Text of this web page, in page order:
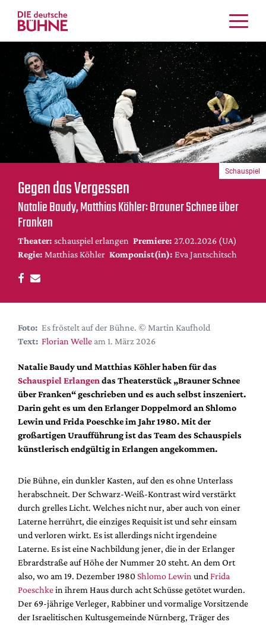
Kritiken
Schauspiel
Musiktheater
Tanz
Crossover
Bühnenwelt
Festivals & Veranstaltungen
Menschen & Theater
Themen
Internationales
Nachrufe
Medientipps
DdB-map
Festival-Planer
Alle Hefte
Leseproben
Podcast
Service
Shop / Abo
Newsletter
Redaktion
Autor:innen
Partner
Mediadaten
Suche
Gegen das Vergessen
Natalie Baudy, Matthias Köhler: Brauner Schnee über
Franken
Theater: schauspiel erlangen Premiere: 27.02.2026 (UA)
Regie: Matthias Köhler Komponist(in): Eva Jantschitsch
Schauspiel
Foto: Es fröstelt auf der Bühne. © Martin Kaufhold
Text: Florian Welle am 1. März 2026
Natalie Baudy und Matthias Köhler haben für das
Schauspiel Erlangen das Theaterstück „Brauner Schnee
über Franken“ geschrieben und es auch selbst inszeniert.
Darin geht es um den Erlanger Doppelmord an Shlomo
Lewin und Frida Poeschke im Jahr 1980. Mit der
großartigen Uraufführung ist das Team des Schauspiels
künstlerisch endgültig in Erlangen angekommen.
Die Bühne, ein dunkler Kasten, auf den es ohne Unterlass
herabschneit. Der Schwarz-Weiß-Kontrast wird verstärkt
durch grelles Licht. Welches nicht nur, aber auch von einer
Laterne herrührt, die einziges Requisit ist und sehr einsam
und verloren wirkt. Es ist allerdings nicht irgendeine
Laterne. Es ist eine Nachbildung jener, die in der Erlanger
Ebrardstraße auf Höhe der Nummer 20 steht. An dem Ort
also, wo am 19. Dezember 1980Shlomo Lewin und Frida
Poeschkein ihrem Haus durch acht Schüsse getötet wurden.
Der 69-jährige Verleger, Rabbiner und vormalige Vorsitzende
der Israelitischen Kultusgemeinde Nürnberg, Träger des